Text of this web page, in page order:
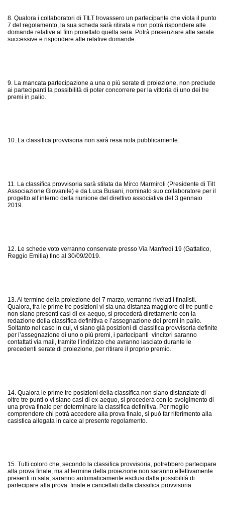
8. Qualora i collaboratori di TILT trovassero un partecipante che viola il punto
7 del regolamento, la sua scheda sarà ritirata e non potrà rispondere alle
domande relative al film proiettato quella sera. Potrà presenziare alle serate
successive e rispondere alle relative domande.
9. La mancata partecipazione a una o più serate di proiezione, non preclude
ai partecipanti la possibilità di poter concorrere per la vittoria di uno dei tre
premi in palio.
10. La classifica provvisoria non sarà resa nota pubblicamente.
11. La classifica provvisoria sarà stilata da Mirco Marmiroli (Presidente di Tilt
Associazione Giovanile) e da Luca Busani, nominato suo collaboratore per il
progetto all’interno della riunione del direttivo associativa del 3 gennaio
2019.
12. Le schede voto verranno conservate presso Via Manfredi 19 (Gattatico,
Reggio Emilia) fino al 30/09/2019.
13. Al termine della proiezione del 7 marzo, verranno rivelati i finalisti.
Qualora, fra le prime tre posizioni vi sia una distanza maggiore di tre punti e
non siano presenti casi di ex-aequo, si procederà direttamente con la
redazione della classifica definitiva e l’assegnazione dei premi in palio.
Soltanto nel caso in cui, vi siano già posizioni di classifica provvisoria definite
per l’assegnazione di uno o più premi, i partecipanti vincitori saranno
contattati via mail, tramite l’indirizzo che avranno lasciato durante le
precedenti serate di proiezione, per ritirare il proprio premio.
14. Qualora le prime tre posizioni della classifica non siano distanziate di
oltre tre punti o vi siano casi di ex-aequo, si procederà con lo svolgimento di
una prova finale per determinare la classifica definitiva. Per meglio
comprendere chi potrà accedere alla prova finale, si può far riferimento alla
casistica allegata in calce al presente regolamento.
15. Tutti coloro che, secondo la classifica provvisoria, potrebbero partecipare
alla prova finale, ma al termine della proiezione non saranno effettivamente
presenti in sala, saranno automaticamente esclusi dalla possibilità di
partecipare alla prova finale e cancellati dalla classifica provvisoria.